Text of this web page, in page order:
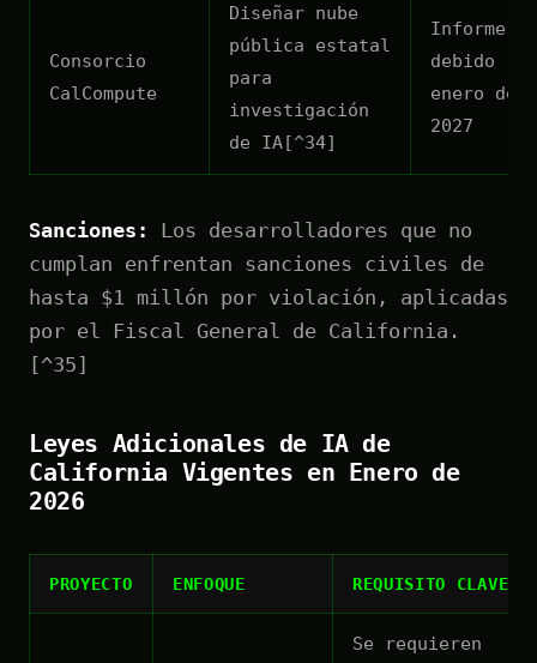
Consorcio
CalCompute
Diseñar nube
pública estatal
para
investigación
de IA[^34]
Informe
debido 1
enero de
2027
Sanciones:
Los desarrolladores que no
cumplan enfrentan sanciones civiles de
hasta $1 millón por violación, aplicadas
por el Fiscal General de California.
[^35]
Leyes Adicionales de IA de
California Vigentes en Enero de
2026
PROYECTO ENFOQUE REQUISITO CLAVE
Se requieren